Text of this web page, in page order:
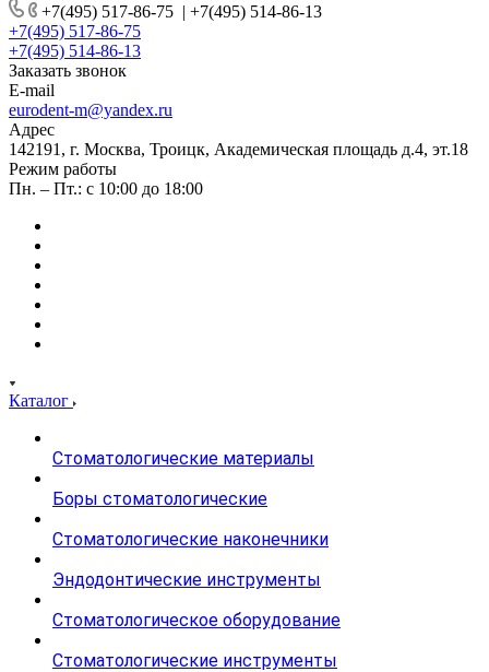
+7(495) 517-86-75 | +7(495) 514-86-13
+7(495) 517-86-75
+7(495) 514-86-13
Заказать звонок
E-mail
eurodent-m@yandex.ru
Адрес
142191, г. Москва, Троицк, Академическая площадь д.4, эт.18
Режим работы
Пн. – Пт.: с 10:00 до 18:00
Каталог
Стоматологические материалы
Боры стоматологические
Стоматологические наконечники
Эндодонтические инструменты
Стоматологическое оборудование
Стоматологические инструменты